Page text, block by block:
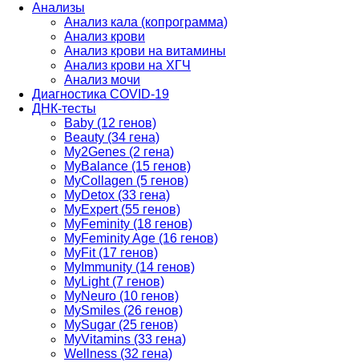
Анализы
Анализ кала (копрограмма)
Анализ крови
Анализ крови на витамины
Анализ крови на ХГЧ
Анализ мочи
Диагностика COVID-19
ДНК-тесты
Baby (12 генов)
Beauty (34 гена)
My2Genes (2 гена)
MyBalance (15 генов)
MyCollagen (5 генов)
MyDetox (33 гена)
MyExpert (55 генов)
MyFeminity (18 генов)
MyFeminity Age (16 генов)
MyFit (17 генов)
MyImmunity (14 генов)
MyLight (7 генов)
MyNeuro (10 генов)
MySmiles (26 генов)
MySugar (25 генов)
MyVitamins (33 гена)
Wellness (32 гена)